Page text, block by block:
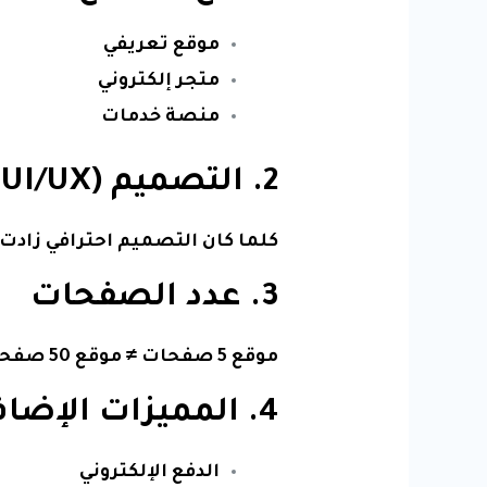
موقع تعريفي
متجر إلكتروني
منصة خدمات
2. التصميم (UI/UX)
كلما كان التصميم احترافي زادت
3. عدد الصفحات
موقع 5 صفحات ≠ موقع 50 صفحة
4. المميزات الإضافية
الدفع الإلكتروني